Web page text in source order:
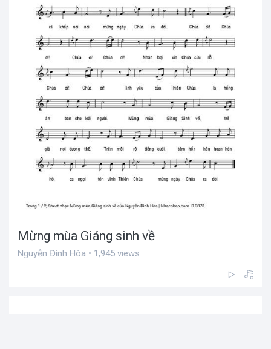
Mừng mùa Giáng sinh về
Nguyễn Đình Hòa • 1,945 views